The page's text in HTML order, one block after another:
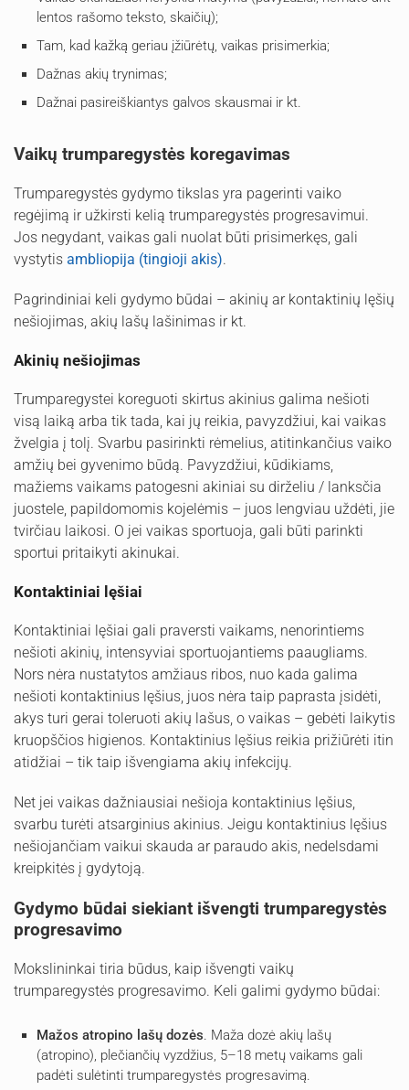
lentos rašomo teksto, skaičių);
Tam, kad kažką geriau įžiūrėtų, vaikas prisimerkia;
Dažnas akių trynimas;
Dažnai pasireiškiantys galvos skausmai ir kt.
Vaikų trumparegystės koregavimas
Trumparegystės gydymo tikslas yra pagerinti vaiko
regėjimą ir užkirsti kelią trumparegystės progresavimui.
Jos negydant, vaikas gali nuolat būti prisimerkęs, gali
vystytis ambliopija (tingioji akis).
Pagrindiniai keli gydymo būdai – akinių ar kontaktinių lęšių
nešiojimas, akių lašų lašinimas ir kt.
Akinių nešiojimas
Trumparegystei koreguoti skirtus akinius galima nešioti
visą laiką arba tik tada, kai jų reikia, pavyzdžiui, kai vaikas
žvelgia į tolį. Svarbu pasirinkti rėmelius, atitinkančius vaiko
amžių bei gyvenimo būdą. Pavyzdžiui, kūdikiams,
mažiems vaikams patogesni akiniai su dirželiu / lanksčia
juostele, papildomomis kojelėmis – juos lengviau uždėti, jie
tvirčiau laikosi. O jei vaikas sportuoja, gali būti parinkti
sportui pritaikyti akinukai.
Kontaktiniai lęšiai
Kontaktiniai lęšiai gali praversti vaikams, nenorintiems
nešioti akinių, intensyviai sportuojantiems paaugliams.
Nors nėra nustatytos amžiaus ribos, nuo kada galima
nešioti kontaktinius lęšius, juos nėra taip paprasta įsidėti,
akys turi gerai toleruoti akių lašus, o vaikas – gebėti laikytis
kruopščios higienos. Kontaktinius lęšius reikia prižiūrėti itin
atidžiai – tik taip išvengiama akių infekcijų.
Net jei vaikas dažniausiai nešioja kontaktinius lęšius,
svarbu turėti atsarginius akinius. Jeigu kontaktinius lęšius
nešiojančiam vaikui skauda ar paraudo akis, nedelsdami
kreipkitės į gydytoją.
Gydymo būdai siekiant išvengti trumparegystės
progresavimo
Mokslininkai tiria būdus, kaip išvengti vaikų
trumparegystės progresavimo. Keli galimi gydymo būdai:
Mažos atropino lašų dozės . Maža dozė akių lašų
(atropino), plečiančių vyzdžius, 5–18 metų vaikams gali
padėti sulėtinti trumparegystės progresavimą.